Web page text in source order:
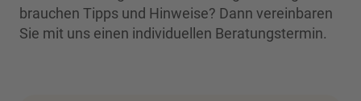
brauchen Tipps und Hinweise? Dann vereinbaren
Sie mit uns einen individuellen Beratungstermin.